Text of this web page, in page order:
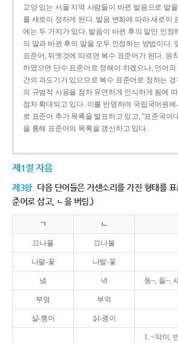
교양 있는 서울 지역 사람들이 바뀐 발음으로 말
를 새로이 정하게 된다. 발음 변화에 따라 새로이
에는 두 가지가 있다. 발음이 바뀐 후의 말만 인정
의 말과 바뀐 후의 말을 모두 인정하는 방법이다.
표준어, 뒤엣것에 따르면 복수 표준어가 된다. 원
하였으면 단수 표준어로 정해야 하겠으나, 언어의
간의 과도기가 있으므로 복수 표준어로 정하는 경
의 규범적 사용을 점차 유연하게 인식하게 됨에
점차 확대되고 있다. 이를 반영하여 국립국어원
로 표준어 추가 목록을 발표하고 있고, “표준국어
을 통해 표준어의 목록을 갱신하고 있다.
제1절 자음
제3항 다음 단어들은 거센소리를 가진 형태를
준어로 삼고, ㄴ을 버림.)
ㄱ ㄴ
끄나풀 끄나불
나팔-꽃 나발-꽃
녘 녁 동~, 들~,
부엌 부억
살-쾡이 삵-괭이
1. ~막이,